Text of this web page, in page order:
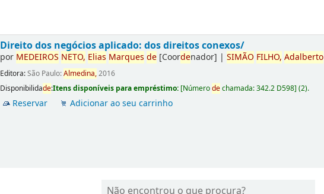
Direito dos negócios aplicado: dos direitos conexos/
por MEDEIROS NETO, Elias Marques de [Coordenador] |SIMÃO FILHO, Adalberto
Editora:São Paulo:Almedina,2016
Disponibilidade:Itens disponíveis para empréstimo: [Númerodechamada:342.2 D598](2).
Reservar Adicionar ao seu carrinho